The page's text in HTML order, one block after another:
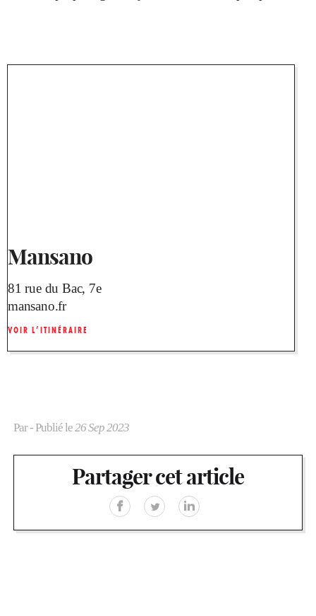
Mansano
81 rue du Bac, 7e
mansano.fr
VOIR L’ITINÉRAIRE
Par- Publié le26 Sep 2023
Partager cet article